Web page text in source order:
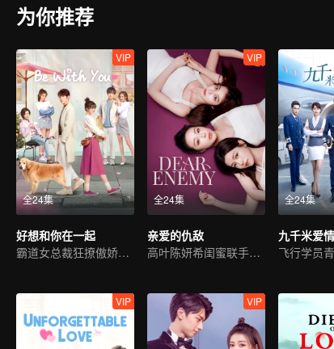
为你推荐
全24集
VIP
好想和你在一起
霸道女总裁狂撩傲娇少爷
全24集
VIP
亲爱的仇敌
高叶陈妍希闺蜜联手复仇
全24集
九千米爱情
飞行学员
VIP VIP